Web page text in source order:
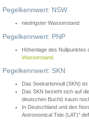
Pegelkennwert: NSW
niedrigster Wasserstand
Pegelkennwert: PNP
Höhenlage des Nullpunktes
Wasserstand
Pegelkennwert: SKN
Das Seekartennull (SKN)
Das SKN bezieht sich auf
deutschen Bucht) kaum
In Deutschland und den
Astronomical Tide (LAT)"